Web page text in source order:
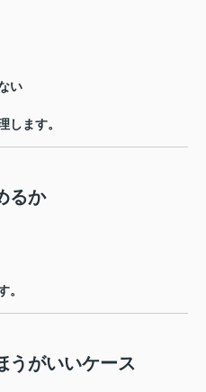
い
します。
るか
。
うがいいケース